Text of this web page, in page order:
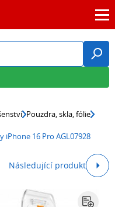
Pouzdra, skla, fólie
iPhone 16 Pro AGL07928
Následující produkt